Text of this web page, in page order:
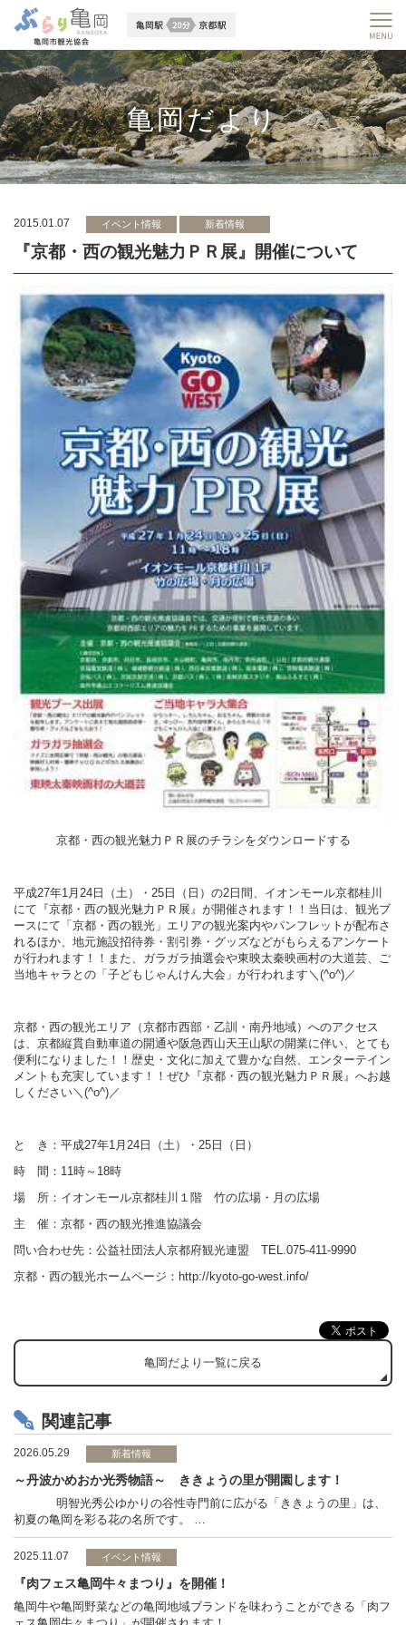
亀岡だより
2015.01.07 イベント情報 新着情報
『京都・西の観光魅力ＰＲ展』開催について
京都・西の観光魅力ＰＲ展のチラシをダウンロードする
平成27年1月24日（土）・25日（日）の2日間、イオンモール京都桂川
にて『京都・西の観光魅力ＰＲ展』が開催されます！！ 当日は、観光ブ
ースにて「京都・西の観光」エリアの観光案内やパンフレットが配布さ
れるほか、地元施設招待券・割引券・グッズなどがもらえるアンケート
が行われます！！また、ガラガラ抽選会や東映太秦映画村の大道芸、ご
当地キャラとの「子どもじゃんけん大会」が行われます＼(^o^)／
京都・西の観光エリア（京都市西部・乙訓・南丹地域）へのアクセス
は、京都縦貫自動車道の開通や阪急西山天王山駅の開業に伴い、
とても
便利になりました！！歴史・文化に加えて豊かな自然、エンターテイン
メントも充実しています！！ぜひ『京都・西の観光魅力ＰＲ展』へお越
しください＼(^o^)／
と き：平成27年1月24日（土）・25日（日）
時 間：11時～18時
場 所：イオンモール京都桂川１階 竹の広場・月の広場
主 催：京都・西の観光推進協議会
問い合わせ先：公益社団法人京都府観光連盟 TEL.075-411-9990
京都・西の観光ホームページ： http://kyoto-go-west.info/
亀岡だより一覧に戻る
関連記事
2026.05.29 新着情報
～丹波かめおか光秀物語～ ききょうの里が開園します！
明智光秀公ゆかりの谷性寺門前に広がる「ききょうの里」は、
初夏の亀岡を彩る花の名所です。 …
2025.11.07 イベント情報
『肉フェス亀岡牛々まつり』を開催！
亀岡牛や亀岡野菜などの亀岡地域ブランドを味わうことができる「肉フ